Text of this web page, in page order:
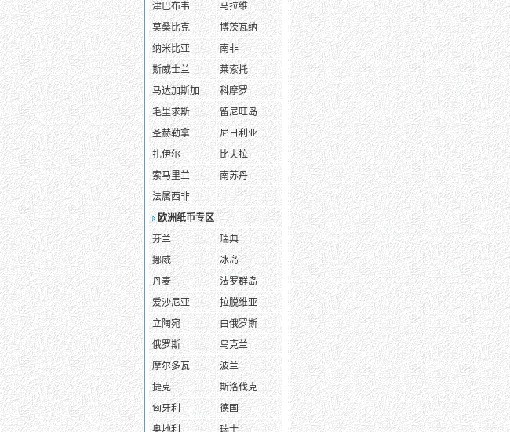
津巴布韦
马拉维
莫桑比克
博茨瓦纳
纳米比亚
南非
斯威士兰
莱索托
马达加斯加
科摩罗
毛里求斯
留尼旺岛
圣赫勒拿
尼日利亚
扎伊尔
比夫拉
索马里兰
南苏丹
法属西非
...
欧洲纸币专区
芬兰
瑞典
挪威
冰岛
丹麦
法罗群岛
爱沙尼亚
拉脱维亚
立陶宛
白俄罗斯
俄罗斯
乌克兰
摩尔多瓦
波兰
捷克
斯洛伐克
匈牙利
德国
奥地利
瑞士